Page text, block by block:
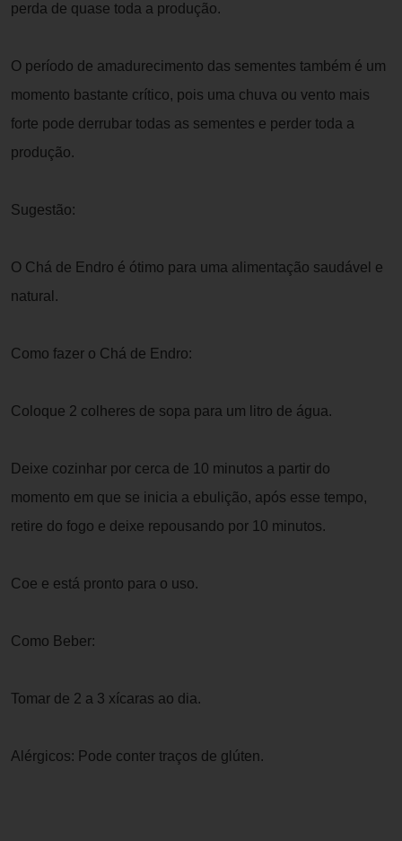
perda de quase toda a produção.
O período de amadurecimento das sementes também é um
momento bastante crítico, pois uma chuva ou vento mais
forte pode derrubar todas as sementes e perder toda a
produção.
Sugestão:
O Chá de Endro é ótimo para uma alimentação saudável e
natural.
Como fazer o Chá de Endro:
Coloque 2 colheres de sopa para um litro de água.
Deixe cozinhar por cerca de 10 minutos a partir do
momento em que se inicia a ebulição, após esse tempo,
retire do fogo e deixe repousando por 10 minutos.
Coe e está pronto para o uso.
Como Beber:
Tomar de 2 a 3 xícaras ao dia.
Alérgicos: Pode conter traços de glúten.